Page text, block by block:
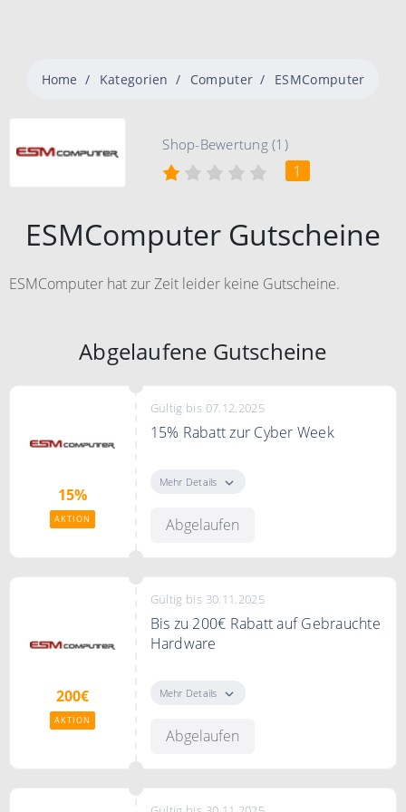
Home Kategorien Computer ESMComputer
Shop-Bewertung (1)
1
ESMComputer Gutscheine
ESMComputer hat zur Zeit leider keine Gutscheine.
Abgelaufene Gutscheine
15%
AKTION
Gültig bis 07.12.2025
15% Rabatt zur Cyber Week
ausgewählte Artikel bei esm-
Mehr Details
Abgelaufen
200€
AKTION
Gültig bis 30.11.2025
Bis zu 200€ Rabatt auf Gebrauchte
Hardware
Hardware bei ESMComputer
Mehr Details
Abgelaufen